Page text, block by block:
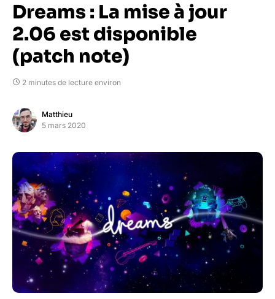
Dreams : La mise à jour
2.06 est disponible
(patch note)
2 minutes de lecture environ
Matthieu
5 mars 2020